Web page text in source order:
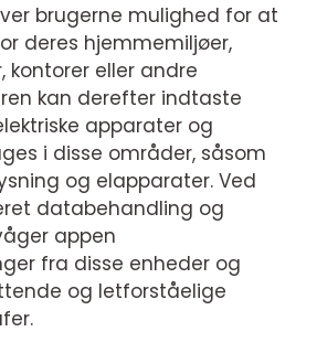
brugerne mulighed for at
deres hjemmemiljøer,
kontorer eller andre
kan derefter indtaste
apparater og
i disse områder, såsom
og elapparater. Ved
databehandling og
appen
fra disse enheder og
og letforståelige